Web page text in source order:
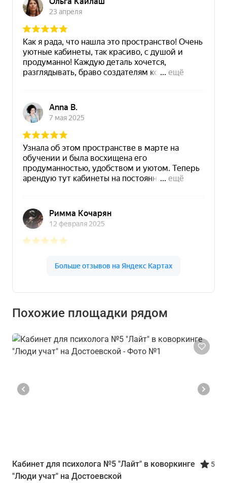
Похожие площадки рядом
Кабинет для психолога №5 "Лайт" в коворкинге
"Люди учат" на Достоевской
5